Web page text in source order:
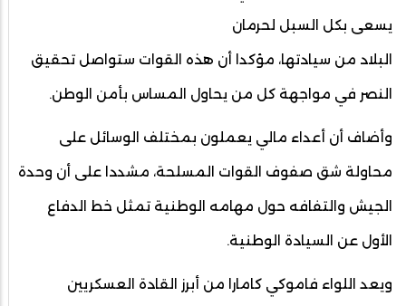
يسعى بكل السبل لحرمان
البلاد من سيادتها، مؤكدا أن هذه القوات ستواصل تحقيق
النصر في مواجهة كل من يحاول المساس بأمن الوطن.
وأضاف أن أعداء مالي يعملون بمختلف الوسائل على
محاولة شق صفوف القوات المسلحة، مشددا على أن وحدة
الجيش والتفافه حول مهامه الوطنية تمثل خط الدفاع
الأول عن السيادة الوطنية.
ويعد اللواء فاموكي كامارا من أبرز القادة العسكريين